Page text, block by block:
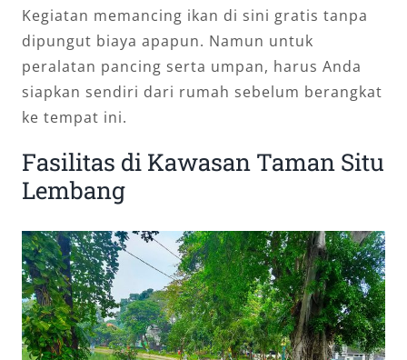
Kegiatan memancing ikan di sini gratis tanpa
dipungut biaya apapun. Namun untuk
peralatan pancing serta umpan, harus Anda
siapkan sendiri dari rumah sebelum berangkat
ke tempat ini.
Fasilitas di Kawasan Taman Situ
Lembang